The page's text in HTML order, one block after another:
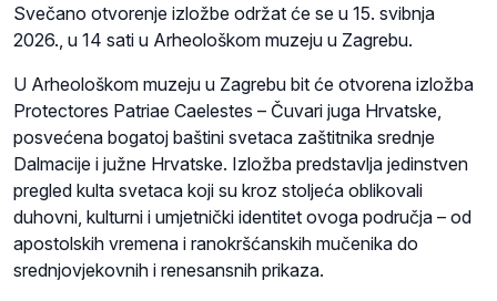
Svečano otvorenje izložbe održat će se u 15. svibnja
2026., u 14 sati u Arheološkom muzeju u Zagrebu.
U Arheološkom muzeju u Zagrebu bit će otvorena izložba
Protectores Patriae Caelestes – Čuvari juga Hrvatske,
posvećena bogatoj baštini svetaca zaštitnika srednje
Dalmacije i južne Hrvatske. Izložba predstavlja jedinstven
pregled kulta svetaca koji su kroz stoljeća oblikovali
duhovni, kulturni i umjetnički identitet ovoga područja – od
apostolskih vremena i ranokršćanskih mučenika do
srednjovjekovnih i renesansnih prikaza.